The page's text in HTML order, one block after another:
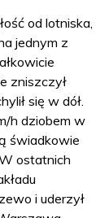
od lotniska,
jednym z
zniszczył
się w dół.
h dziobem w
świadkowie
ostatnich
i uderzył